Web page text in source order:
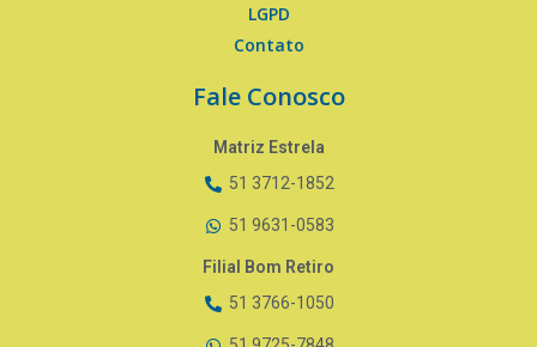
LGPD
Contato
Fale Conosco
Matriz Estrela
51 3712-1852
51 9631-0583
Filial Bom Retiro
51 3766-1050